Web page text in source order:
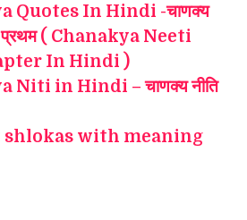
Quotes In Hindi -चाणक्य
प्रथम ( Chanakya Neeti
In Hindi )
Niti in Hindi – चाणक्य नीति
shlokas with meaning